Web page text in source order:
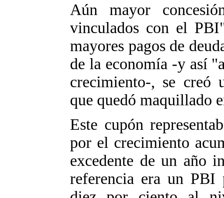
Aún mayor
vinculados con el
mayores pagos de
de la economía -y así
crecimiento-, se creó
que quedó maquillado
Este cupón
por el crecimiento
excedente de un año
referencia era un